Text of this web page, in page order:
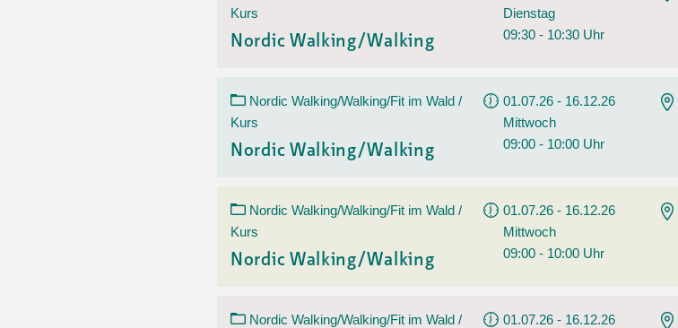
Kurs
Nordic Walking/Walking
Dienstag
09:30 - 10:30 Uhr
Nordic Walking/Walking/Fit im Wald /
Kurs
Nordic Walking/Walking
01.07.26 - 16.12.26
Mittwoch
09:00 - 10:00 Uhr
Nordic Walking/Walking/Fit im Wald /
Kurs
Nordic Walking/Walking
01.07.26 - 16.12.26
Mittwoch
09:00 - 10:00 Uhr
Nordic Walking/Walking/Fit im Wald /
01.07.26 - 16.12.26